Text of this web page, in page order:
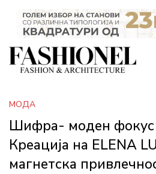
МОДА
Шифра- моден фокус
Креација на ELENA
магнетска